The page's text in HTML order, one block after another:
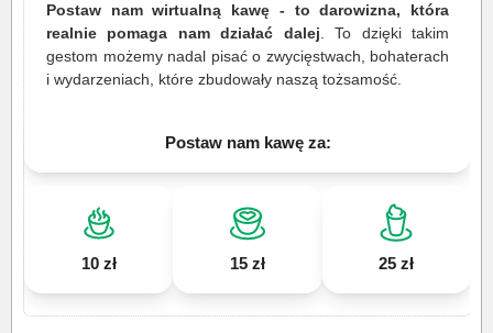
Postaw nam wirtualną kawę - to darowizna, która
realnie pomaga nam działać dalej . To dzięki takim
gestom możemy nadal pisać o zwycięstwach, bohaterach
i wydarzeniach, które zbudowały naszą tożsamość.
Postaw nam kawę za:
10 zł 15 zł 25 zł